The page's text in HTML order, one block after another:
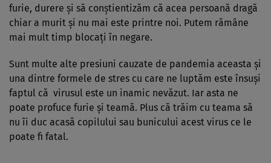
furie, durere și să conștientizăm că acea persoană dragă
chiar a murit și nu mai este printre noi. Putem rămâne
mai mult timp blocați în negare.
Sunt multe alte presiuni cauzate de pandemia aceasta și
una dintre formele de stres cu care ne luptăm este însuși
faptul că virusul este un inamic nevăzut. Iar asta ne
poate profuce furie și teamă. Plus că trăim cu teama să
nu îi duc acasă copilului sau bunicului acest virus ce le
poate fi fatal.